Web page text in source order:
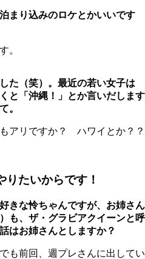
り込みのロケとかいいです
。
（笑）。最近の若い女子は
と「沖縄！」とか言いだします
。
アリですか？ ハワイとか？？
たいからです！
な怜ちゃんですが、お姉さん
も、ザ・グラビアクイーンと呼
はお姉さんとしますか？
も前回、週プレさんに出してい